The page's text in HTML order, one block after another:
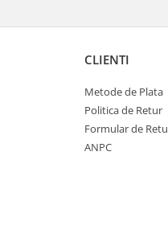
CLIENTI
Metode de Plata
Politica de Retur
Formular de
ANPC